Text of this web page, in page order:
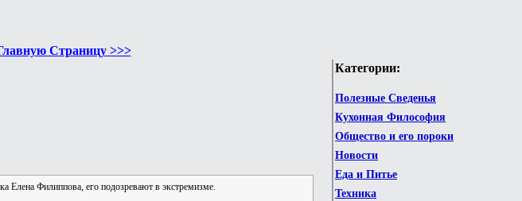
Страницу >>>
Категории:
Полезные Сведенья
Кухонная Философия
Общество и его пороки
Новости
Еда и Питье
Техника
Елена Филиппова, его подозревают в экстремизме.